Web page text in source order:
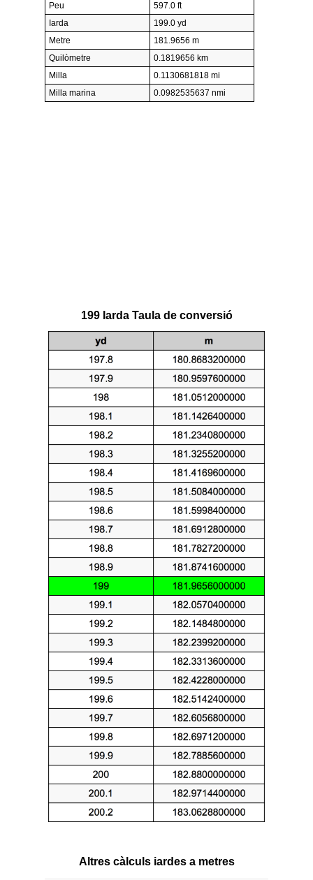
Peu
597.0 ft
Iarda
199.0 yd
Metre
181.9656 m
Quilòmetre
0.1819656 km
Milla
0.1130681818 mi
Milla marina
0.0982535637 nmi
199 Iarda Taula de conversió
Altres càlculs iardes a metres